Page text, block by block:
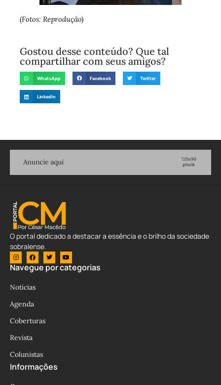
(Fotos: Reprodução)
Gostou desse conteúdo? Que tal
compartilhar com seus amigos?
WhatsApp Facebook Twitter
LinkedIn
O portal dedicado a destacar a essência e o brilho da sociedade
sobralense.
Navegue por categorias
Notícias
Agenda
Coberturas
Revista
Colunistas
Informações